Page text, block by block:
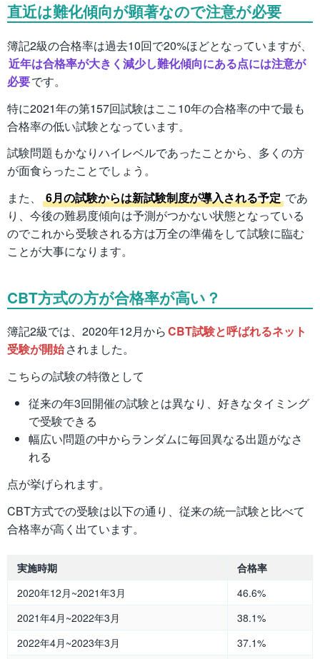
直近は難化傾向が顕著なので注意が必要
簿記2級の合格率は過去10回で20%ほどとなっていますが、
近年は合格率が大きく減少し難化傾向にある点には注意が
必要です。
特に2021年の第157回試験はここ10年の合格率の中で最も
合格率の低い試験となっています。
試験問題もかなりハイレベルであったことから、多くの方
が面食らったことでしょう。
また、
6月の試験からは新試験制度が導入される予定 であ
り、今後の難易度傾向は予測がつかない状態となっている
のでこれから受験される方は万全の準備をして試験に臨む
ことが大事になります。
CBT方式の方が合格率が高い？
簿記2級では、2020年12月からCBT試験と呼ばれるネット
受験が開始されました。
こちらの試験の特徴として
従来の年3回開催の試験とは異なり、好きなタイミング
で受験できる
幅広い問題の中からランダムに毎回異なる出題がなさ
れる
点が挙げられます。
CBT方式での受験は以下の通り、従来の統一試験と比べて
合格率が高く出ています。
実施時期
合格率
2020年12月~2021年3月
46.6%
2021年4月~2022年3月
38.1%
2022年4月~2023年3月
37.1%